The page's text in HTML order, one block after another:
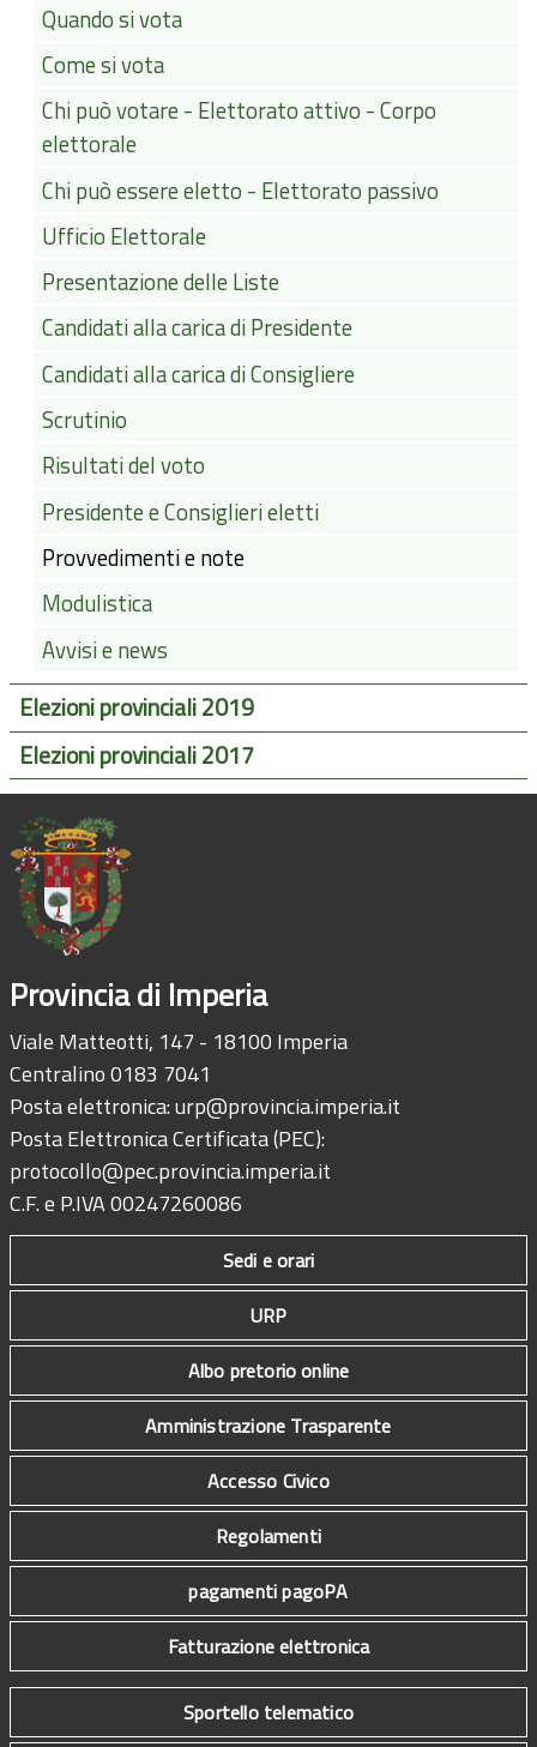
Quando si vota
Come si vota
Chi può votare - Elettorato attivo - Corpo
elettorale
Chi può essere eletto - Elettorato passivo
Ufficio Elettorale
Presentazione delle Liste
Candidati alla carica di Presidente
Candidati alla carica di Consigliere
Scrutinio
Risultati del voto
Presidente e Consiglieri eletti
Provvedimenti e note
Modulistica
Avvisi e news
Elezioni provinciali 2019
Elezioni provinciali 2017
Provincia di Imperia
Viale Matteotti, 147 - 18100 Imperia
Centralino 0183 7041
Posta elettronica:urp@provincia.imperia.it
Posta Elettronica Certificata (PEC):
protocollo@pec.provincia.imperia.it
C.F. e P.IVA 00247260086
Sedi e orari
URP
Albo pretorio online
Amministrazione Trasparente
Accesso Civico
Regolamenti
pagamenti pagoPA
Fatturazione elettronica
Sportello telematico